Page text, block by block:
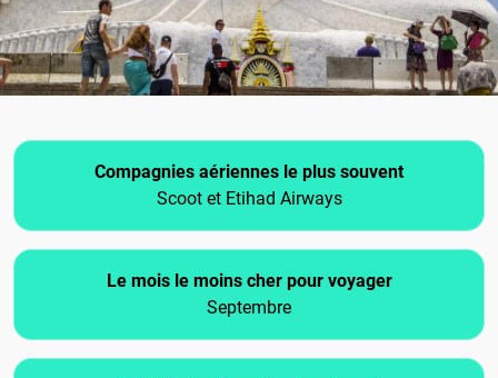
Compagnies aériennes le plus souvent
Scoot et Etihad Airways
Le mois le moins cher pour voyager
Septembre